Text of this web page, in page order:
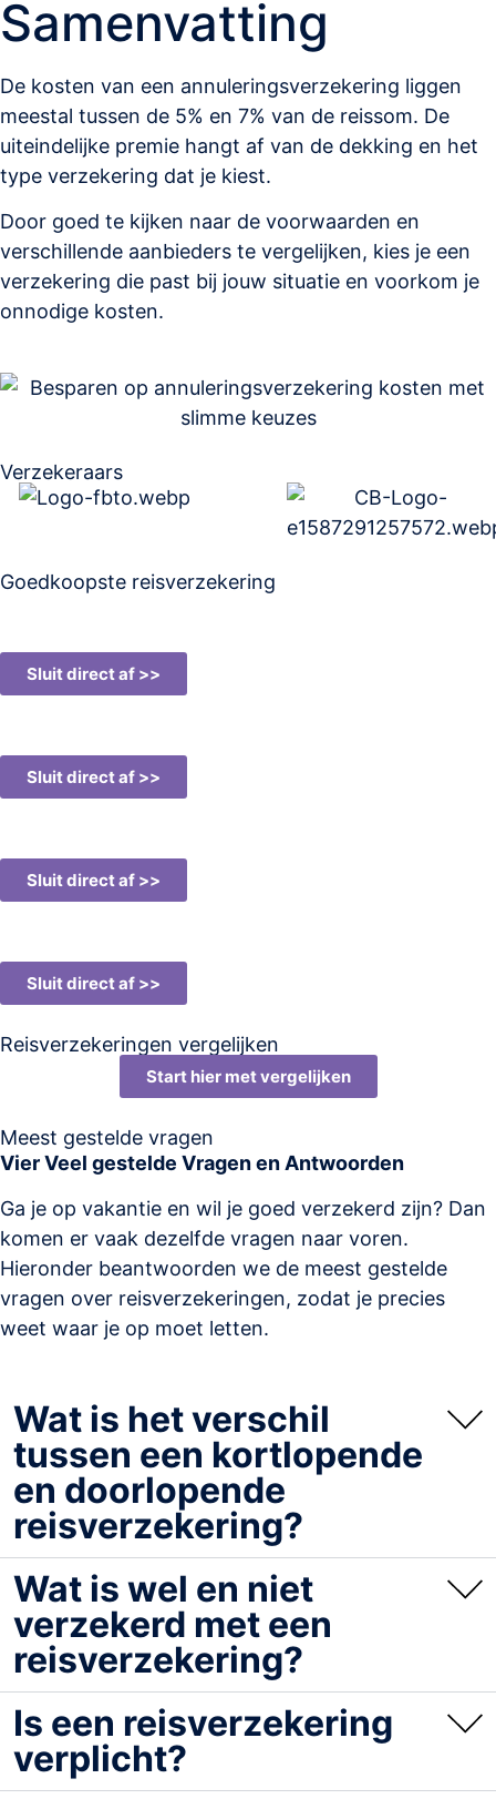
Samenvatting
De kosten van een annuleringsverzekering liggen
meestal tussen de 5% en 7% van de reissom. De
uiteindelijke premie hangt af van de dekking en het
type verzekering dat je kiest.
Door goed te kijken naar de voorwaarden en
verschillende aanbieders te vergelijken, kies je een
verzekering die past bij jouw situatie en voorkom je
onnodige kosten.
Verzekeraars
Goedkoopste reisverzekering
Sluit direct af >>
Sluit direct af >>
Sluit direct af >>
Sluit direct af >>
Reisverzekeringen vergelijken
Start hier met vergelijken
Meest gestelde vragen
Vier Veel gestelde Vragen en Antwoorden
Ga je op vakantie en wil je goed verzekerd zijn? Dan
komen er vaak dezelfde vragen naar voren.
Hieronder beantwoorden we de meest gestelde
vragen over reisverzekeringen, zodat je precies
weet waar je op moet letten.
Wat is het verschil
tussen een kortlopende
en doorlopende
reisverzekering?
Wat is wel en niet
verzekerd met een
reisverzekering?
Is een reisverzekering
verplicht?